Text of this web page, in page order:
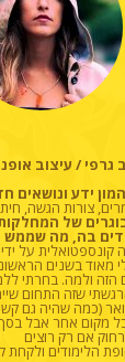
גרפי / עיצוב
ידע ונושאים
צורות הגשה,
של
בה, מה שממש
קונספטואלית על
מאוד בשנים
ולמה. בחרתי
שזה התחום
(כמה שהיה גם
כל מקום אחר אבל
אם רק רוצים
הלימודים ולקחת